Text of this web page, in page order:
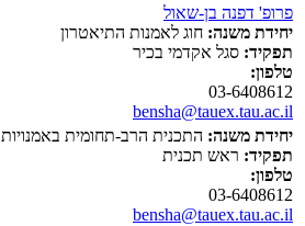
פרופ' דפנה בן-שאול
יחידת משנה: חוג לאמנות התיאטרון
תפקיד: סגל אקדמי בכיר
טלפון:
03-6408612
bensha@tauex.tau.ac.il
יחידת משנה: התכנית הרב-תחומית באמנויות
תפקיד: ראש תכנית
טלפון:
03-6408612
bensha@tauex.tau.ac.il